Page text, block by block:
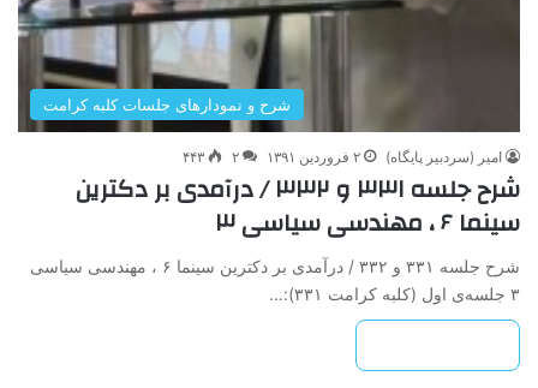
شرح و نمودارهای جلسات کلبه کرامت
امیر (سردبیر پایگاه) ۲ فروردین ۱۳۹۱ ۲ ۴۴۳
شرح جلسه ۳۳۱ و ۳۳۲ / درآمدی بر دکترین
سینما ۶ ، مهندسی سیاسی ۳
شرح جلسه ۳۳۱ و ۳۳۲ / درآمدی بر دکترین سینما ۶ ، مهندسی سیاسی
۳ جلسه‌ی اول (کلبه کرامت ۳۳۱):…